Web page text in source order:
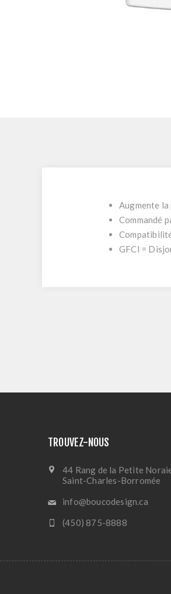
Augmente la
Commandé
GFCI =
TROUVEZ-NOUS
44 Rang de la Petite
Saint-Charles-Borromée
info@boucodesign.ca
(450) 875-8888